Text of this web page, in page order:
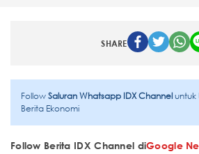
SHARE
FollowSaluran Whatsapp IDX Channeluntuk
Berita Ekonomi
Follow Berita IDX Channel diGoogle